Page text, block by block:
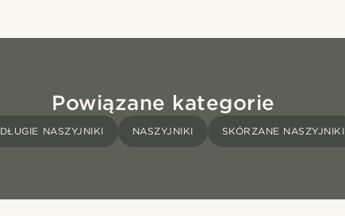
Powiązane kategorie
DŁUGIE NASZYJNIKI NASZYJNIKI SKÓRZANE NASZYJNIKI